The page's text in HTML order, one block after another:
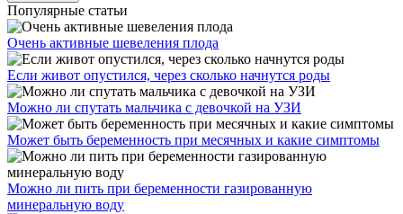
Популярные статьи
Очень активные шевеления плода
Если живот опустился, через сколько начнутся роды
Можно ли спутать мальчика с девочкой на УЗИ
Может быть беременность при месячных и какие симптомы
Можно ли пить при беременности газированную
минеральную воду